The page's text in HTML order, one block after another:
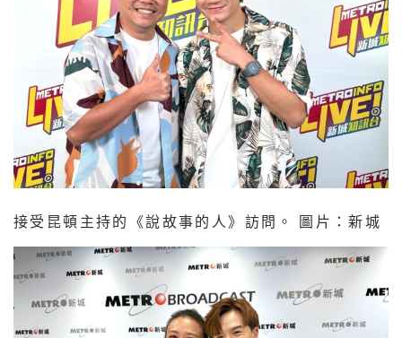
接受昆頓主持的《說故事的人》訪問。 圖片：新城